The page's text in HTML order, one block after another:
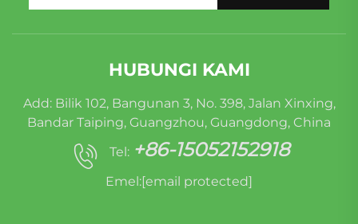
HUBUNGI KAMI
Add: Bilik 102, Bangunan 3, No. 398, Jalan Xinxing,
Bandar Taiping, Guangzhou, Guangdong, China
Tel: +86-15052152918
Emel:[email protected]